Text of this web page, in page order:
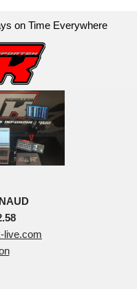
on Time Everywhere
live.com